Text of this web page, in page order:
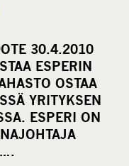
30.4.2010
ESPERIN
OSTAA
YRITYKSEN
ESPERI ON